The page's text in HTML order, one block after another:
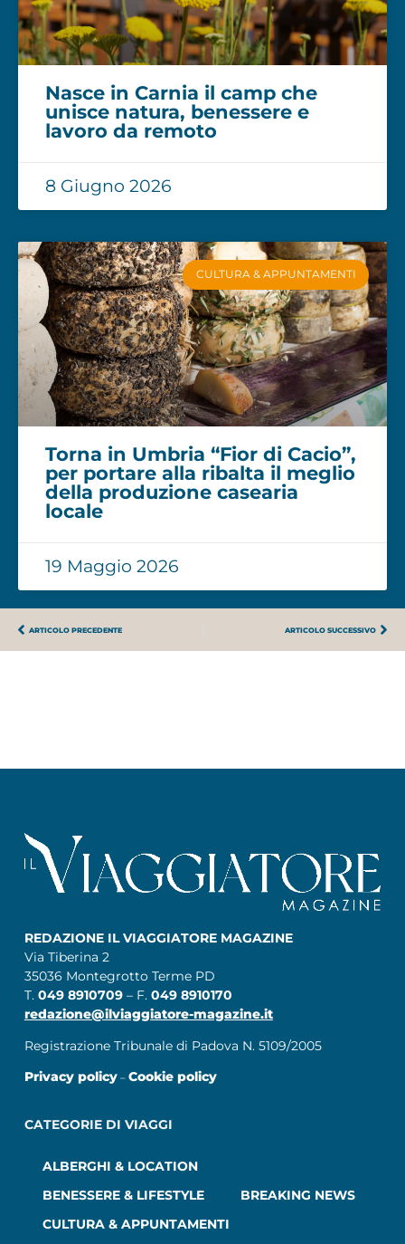
Nasce in Carnia il camp che
unisce natura, benessere e
lavoro da remoto
8 Giugno 2026
CULTURA & APPUNTAMENTI
Torna in Umbria “Fior di Cacio”,
per portare alla ribalta il meglio
della produzione casearia
locale
19 Maggio 2026
ARTICOLO PRECEDENTE ARTICOLO SUCCESSIVO
REDAZIONE IL VIAGGIATORE MAGAZINE
Via Tiberina 2
35036 Montegrotto Terme PD
T. 049 8910709 – F. 049 8910170
redazione@ilviaggiatore-magazine.it
Registrazione Tribunale di Padova N. 5109/2005
Privacy policy– Cookie policy
CATEGORIE DI VIAGGI
ALBERGHI & LOCATION
BENESSERE & LIFESTYLE
BREAKING NEWS
CULTURA & APPUNTAMENTI